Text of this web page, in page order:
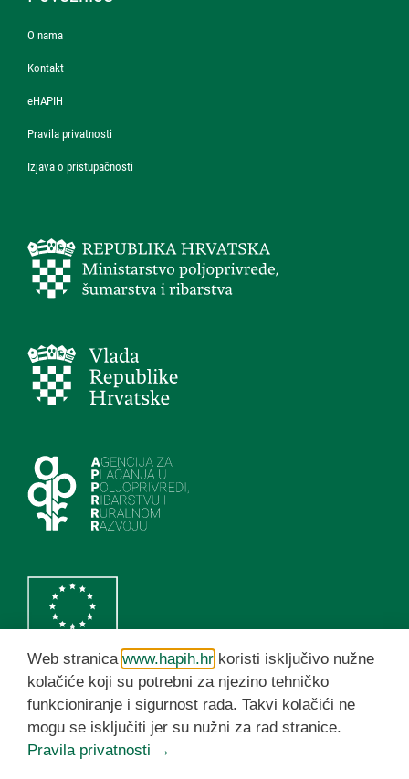
O nama
Kontakt
eHAPIH
Pravila privatnosti
Izjava o pristupačnosti
HAPIH YouTube kanal
Web stranica www.hapih.hr koristi isključivo nužne
kolačiće koji su potrebni za njezino tehničko
funkcioniranje i sigurnost rada. Takvi kolačići ne
mogu se isključiti jer su nužni za rad stranice.
Pravila privatnosti →